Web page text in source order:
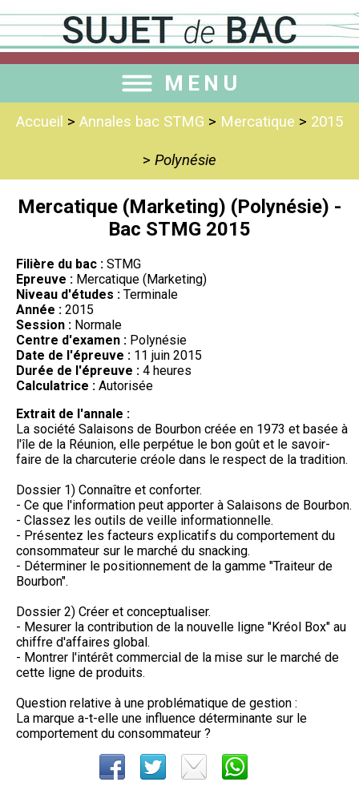
MENU
Accueil > Annales bac STMG > Mercatique > 2015
> Polynésie
Mercatique (Marketing) (Polynésie) -
Bac STMG 2015
Filière du bac : STMG
Epreuve : Mercatique (Marketing)
Niveau d'études : Terminale
Année : 2015
Session : Normale
Centre d'examen : Polynésie
Date de l'épreuve : 11 juin 2015
Durée de l'épreuve : 4 heures
Calculatrice : Autorisée
Extrait de l'annale :
La société Salaisons de Bourbon créée en 1973 et basée à
l'île de la Réunion, elle perpétue le bon goût et le savoir-
faire de la charcuterie créole dans le respect de la tradition.
Dossier 1) Connaître et conforter.
- Ce que l'information peut apporter à Salaisons de Bourbon.
- Classez les outils de veille informationnelle.
- Présentez les facteurs explicatifs du comportement du
consommateur sur le marché du snacking.
- Déterminer le positionnement de la gamme "Traiteur de
Bourbon".
Dossier 2) Créer et conceptualiser.
- Mesurer la contribution de la nouvelle ligne "Kréol Box" au
chiffre d'affaires global.
- Montrer l'intérêt commercial de la mise sur le marché de
cette ligne de produits.
Question relative à une problématique de gestion :
La marque a-t-elle une influence déterminante sur le
comportement du consommateur ?